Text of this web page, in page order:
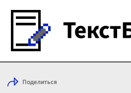
Войти с Telegram
Поделиться